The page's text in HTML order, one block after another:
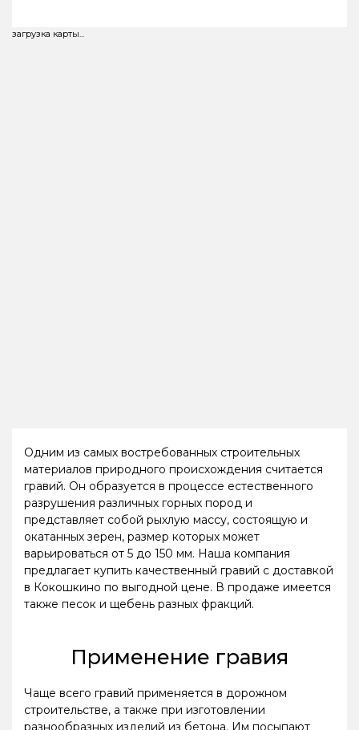
загрузка карты...
Одним из самых востребованных строительных
материалов природного происхождения считается
гравий. Он образуется в процессе естественного
разрушения различных горных пород и
представляет собой рыхлую массу, состоящую и
окатанных зерен, размер которых может
варьироваться от 5 до 150 мм. Наша компания
предлагает купить качественный гравий с доставкой
в Кокошкино по выгодной цене. В продаже имеется
также песок и щебень разных фракций.
Применение гравия
Чаще всего гравий применяется в дорожном
строительстве, а также при изготовлении
разнообразных изделий из бетона. Им посыпают